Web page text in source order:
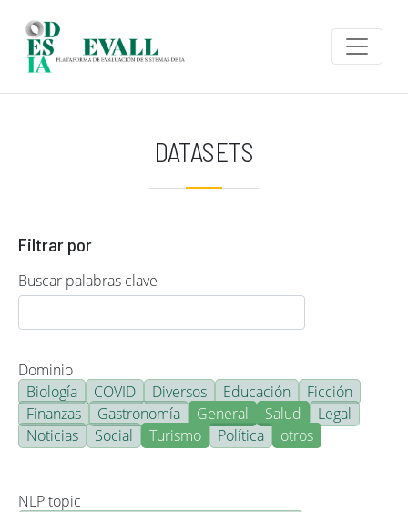
DATASETS
Filtrar por
Buscar palabras clave
Dominio
Biología
COVID Diversos Educación
Ficción
Finanzas
Gastronomía General Salud
Legal
Noticias
Social Turismo Política otros
NLP topic